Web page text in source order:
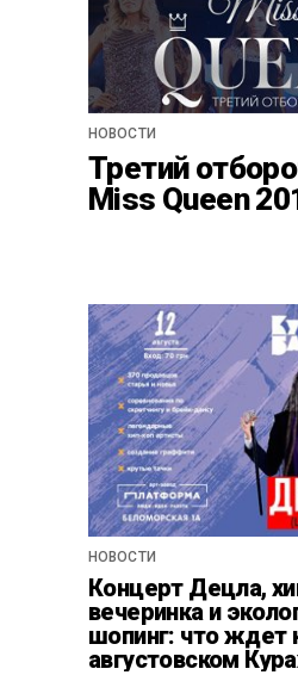
НОВОСТИ
Третий
Miss Queen
НОВОСТИ
Концерт Децла,
вечеринка и
шопинг: что ждет
августовском